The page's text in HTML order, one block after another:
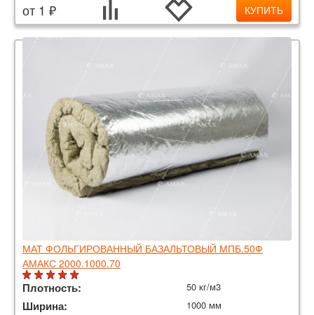
от 1 ₽ КУПИТЬ
МАТ ФОЛЬГИРОВАННЫЙ БАЗАЛЬТОВЫЙ МПБ.50Ф
АМАКС 2000.1000.70
Плотность: 50 кг/м3
Ширина: 1000 мм